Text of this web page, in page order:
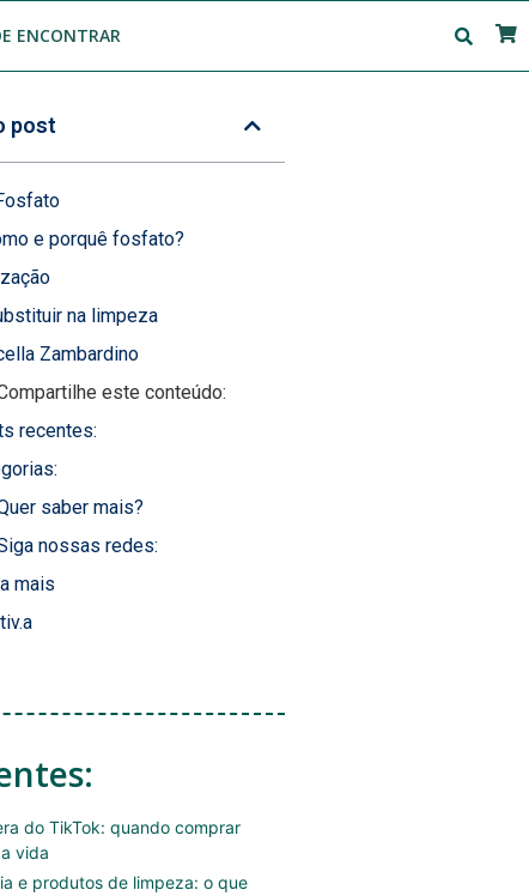
ENCONTRAR
post
e porquê fosfato?
na limpeza
Zambardino
este conteúdo:
recentes:
saber mais?
nossas redes:
mais
do TikTok: quando comprar
vida
e produtos de limpeza: o que